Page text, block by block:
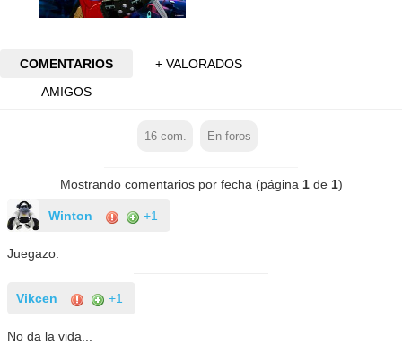
COMENTARIOS
+ VALORADOS
AMIGOS
16com. En foros
Mostrando comentarios por fecha (página 1de 1)
Winton +1
Juegazo.
Vikcen +1
No da la vida...